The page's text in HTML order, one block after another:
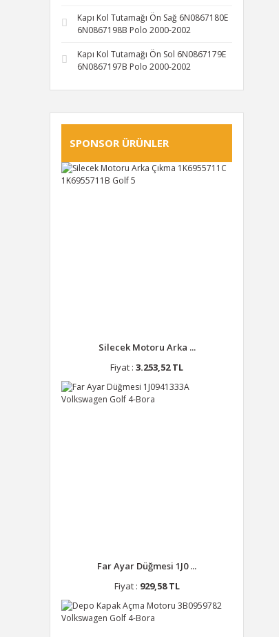
Kapı Kol Tutamağı Ön Sağ 6N0867180E
6N0867198B Polo 2000-2002
Kapı Kol Tutamağı Ön Sol 6N0867179E
6N0867197B Polo 2000-2002
SPONSOR ÜRÜNLER
Silecek Motoru Arka ...
Fiyat : 3.253,52 TL
Far Ayar Düğmesi 1J0 ...
Fiyat : 929,58 TL